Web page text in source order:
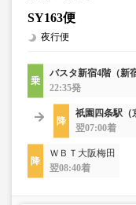
SY163便
夜行便
バスタ新宿4階（新
22:35発
祇園四条駅（
翌07:00着
ＷＢＴ大阪梅田
翌08:40着